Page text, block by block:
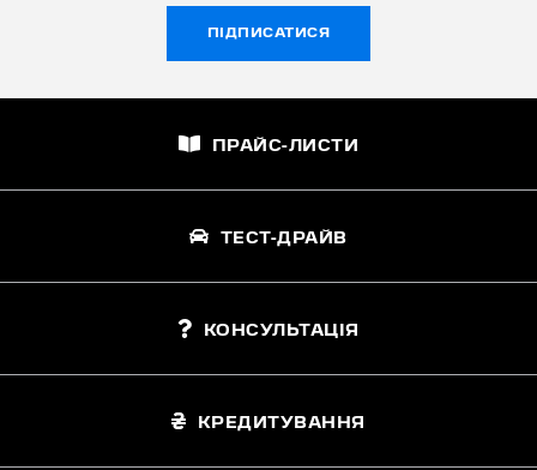
ПІДПИСАТИСЯ
ПРАЙС-ЛИСТИ
ТЕСТ-ДРАЙВ
КОНСУЛЬТАЦІЯ
КРЕДИТУВАННЯ